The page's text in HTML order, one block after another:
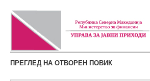
ПРЕГЛЕД НА ОТВОРЕН ПОВИК